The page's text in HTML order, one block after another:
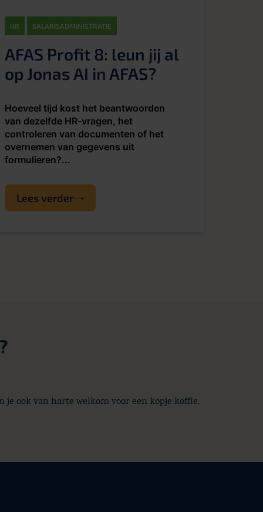
HR SALARISADMINISTRATIE
AFAS Profit 8: leun jij al
op Jonas AI in AFAS?
Hoeveel tijd kost het beantwoorden
van dezelfde HR-vragen, het
controleren van documenten of het
overnemen van gegevens uit
formulieren?...
Lees verder
je ook van harte welkom voor een kopje koffie.